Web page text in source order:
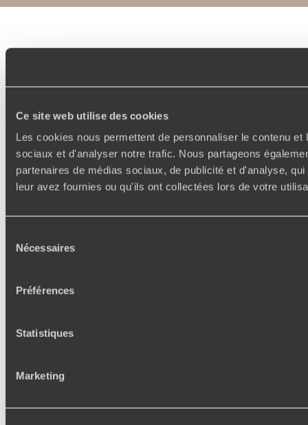
Ce site web utilise des cookies
Les cookies nous permettent de personnaliser le contenu
sociaux et d'analyser notre trafic. Nous partageons
partenaires de médias sociaux, de publicité et d'analyse,
leur avez fournies ou qu'ils ont collectées lors de votre
Nécessaires
Préférences
Statistiques
Marketing